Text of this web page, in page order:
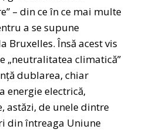
– din ce în ce mai multe
a se supune
Bruxelles. Însă acest vis
„neutralitatea climatică”
dublarea, chiar
electrică,
astăzi, de unele dintre
din întreaga Uniune